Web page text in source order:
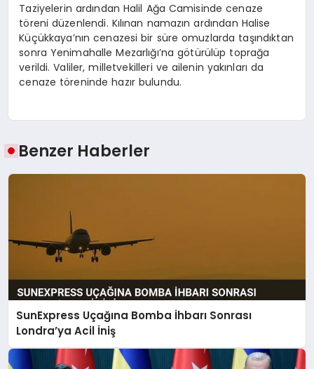
Taziyelerin ardından Halil Ağa Camisinde cenaze
töreni düzenlendi. Kılınan namazın ardından Halise
Küçükkaya’nın cenazesi bir süre omuzlarda taşındıktan
sonra Yenimahalle Mezarlığı’na götürülüp toprağa
verildi. Valiler, milletvekilleri ve ailenin yakınları da
cenaze töreninde hazır bulundu.
Benzer Haberler
SunExpress Uçağına Bomba İhbarı Sonrası
Londra’ya Acil İniş